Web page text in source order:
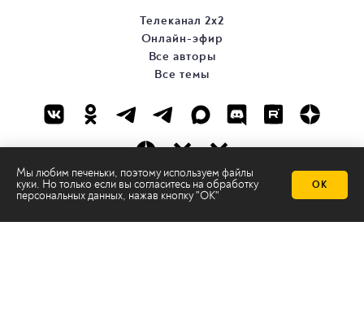
Мы любим печеньки, поэтому используем файлы
куки. Но только если вы согласитесь на обработку
персональных данных, нажав кнопку "ОК"
ОК
Телеканал 2х2
Онлайн-эфир
Все авторы
Все темы
© ООО «ТРК «2Х2», 2026
Правовая информация